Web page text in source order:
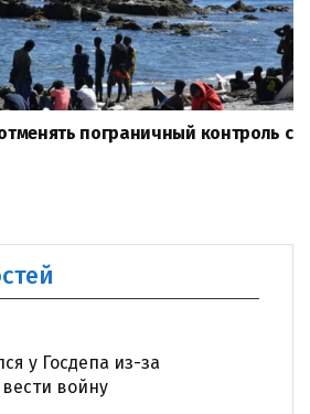
пограничный контроль с
у Госдепа из-за
войну